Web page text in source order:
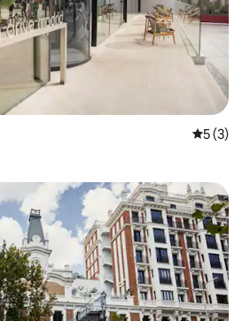
5 ud af 5
5 (3)